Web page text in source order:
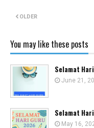
OLDER
You may like these posts
Selamat
June 21,
Selamat
May 16,